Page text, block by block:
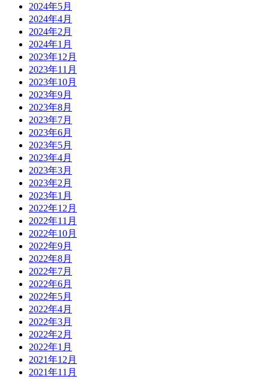
2024年5月
2024年4月
2024年2月
2024年1月
2023年12月
2023年11月
2023年10月
2023年9月
2023年8月
2023年7月
2023年6月
2023年5月
2023年4月
2023年3月
2023年2月
2023年1月
2022年12月
2022年11月
2022年10月
2022年9月
2022年8月
2022年7月
2022年6月
2022年5月
2022年4月
2022年3月
2022年2月
2022年1月
2021年12月
2021年11月